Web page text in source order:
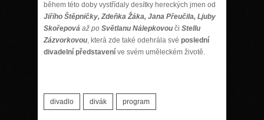
během této doby vystřídaly desítky hereckých jmen od
Jiřího Štěpničky, Zdeňka Žáka, Jana Přeučila, Ljuby
Skořepová až po Světlanu Nálepkovou či Stellu
Zázvorkovou, která zde také odehrála své poslední
divadelní představení ve svém uměleckém životě.
divadlo divák program